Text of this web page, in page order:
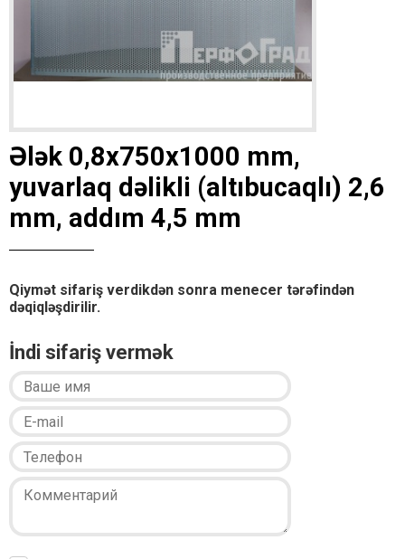
Ələk 0,8x750x1000 mm,
yuvarlaq dəlikli (altıbucaqlı) 2,6
mm, addım 4,5 mm
Qiymət sifariş verdikdən sonra menecer tərəfindən
dəqiqləşdirilir.
İndi sifariş vermək